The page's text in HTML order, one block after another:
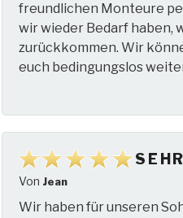
freundlichen Monteure
wir wieder Bedarf haben,
zurückkommen. Wir
euch bedingungslos
Von Jean
Wir haben für unseren